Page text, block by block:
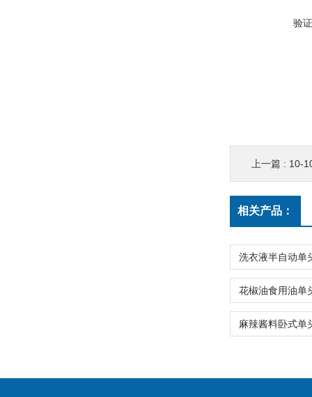
验
上一篇 : 10-
相关产品：